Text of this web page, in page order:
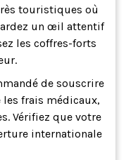
touristiques où
un œil attentif
les coffres-forts
de souscrire
les frais médicaux,
Vérifiez que votre
internationale